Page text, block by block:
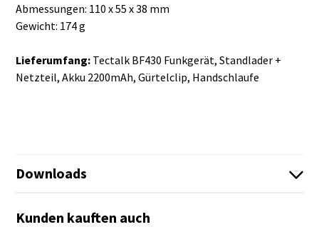
Abmessungen: 110 x 55 x 38 mm
Gewicht: 174 g
Lieferumfang: Tectalk BF430 Funkgerät, Standlader +
Netzteil, Akku 2200mAh, Gürtelclip, Handschlaufe
Downloads
BF430_Betriebsfunk_Program_software_v1_4.zip
Kunden kauften auch